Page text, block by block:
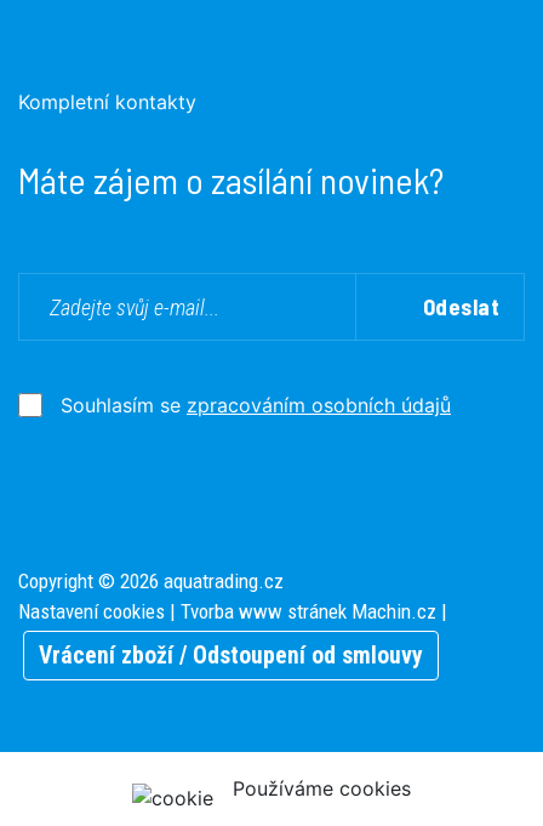
Kompletní kontakty
Máte zájem o zasílání novinek?
Souhlasím se zpracováním osobních údajů
Odeslat
Copyright © 2026 aquatrading.cz
Nastavení cookies | Tvorba www stránek Machin.cz |
Vrácení zboží / Odstoupení od smlouvy
Používáme cookies